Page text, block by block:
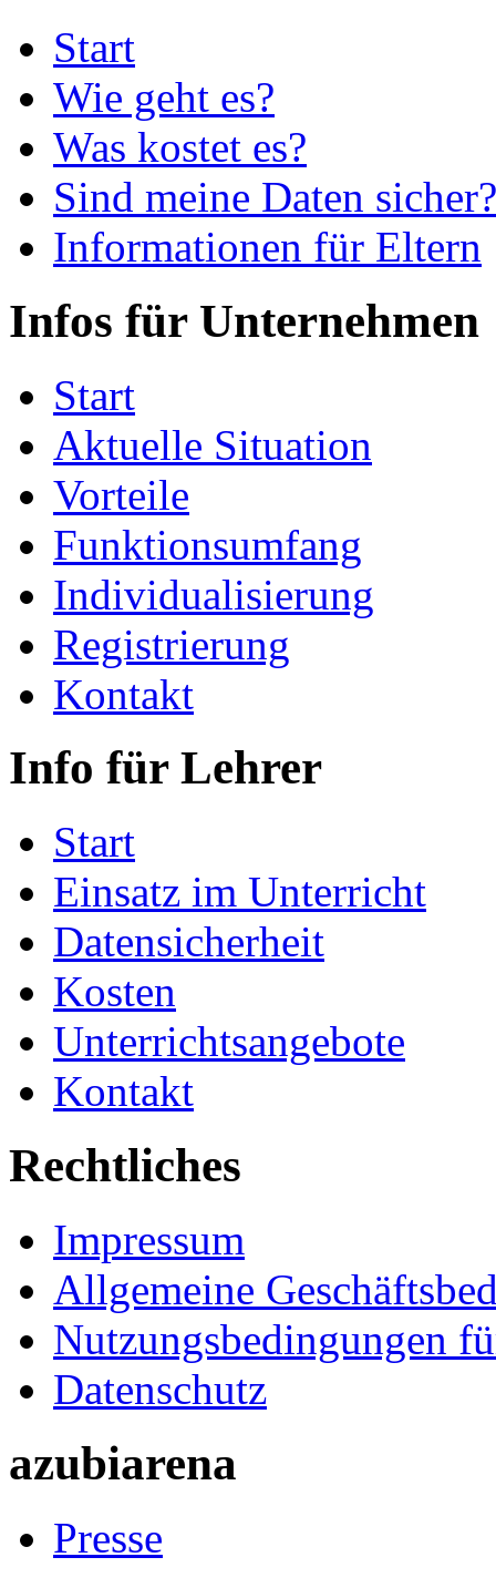
Start
Wie geht es?
Was kostet es?
Sind meine Daten sicher?
Informationen für Eltern
Infos für Unternehmen
Start
Aktuelle Situation
Vorteile
Funktionsumfang
Individualisierung
Registrierung
Kontakt
Info für Lehrer
Start
Einsatz im Unterricht
Datensicherheit
Kosten
Unterrichtsangebote
Kontakt
Rechtliches
Impressum
Allgemeine
Nutzungsbedingungen
Datenschutz
azubiarena
Presse